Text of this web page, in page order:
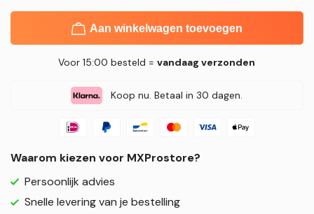
Aan winkelwagen toevoegen
Voor 15:00 besteld =vandaag verzonden
Koop nu. Betaal in 30 dagen.
Waarom kiezen voor MXProstore?
Persoonlijk advies
Snelle levering van je bestelling